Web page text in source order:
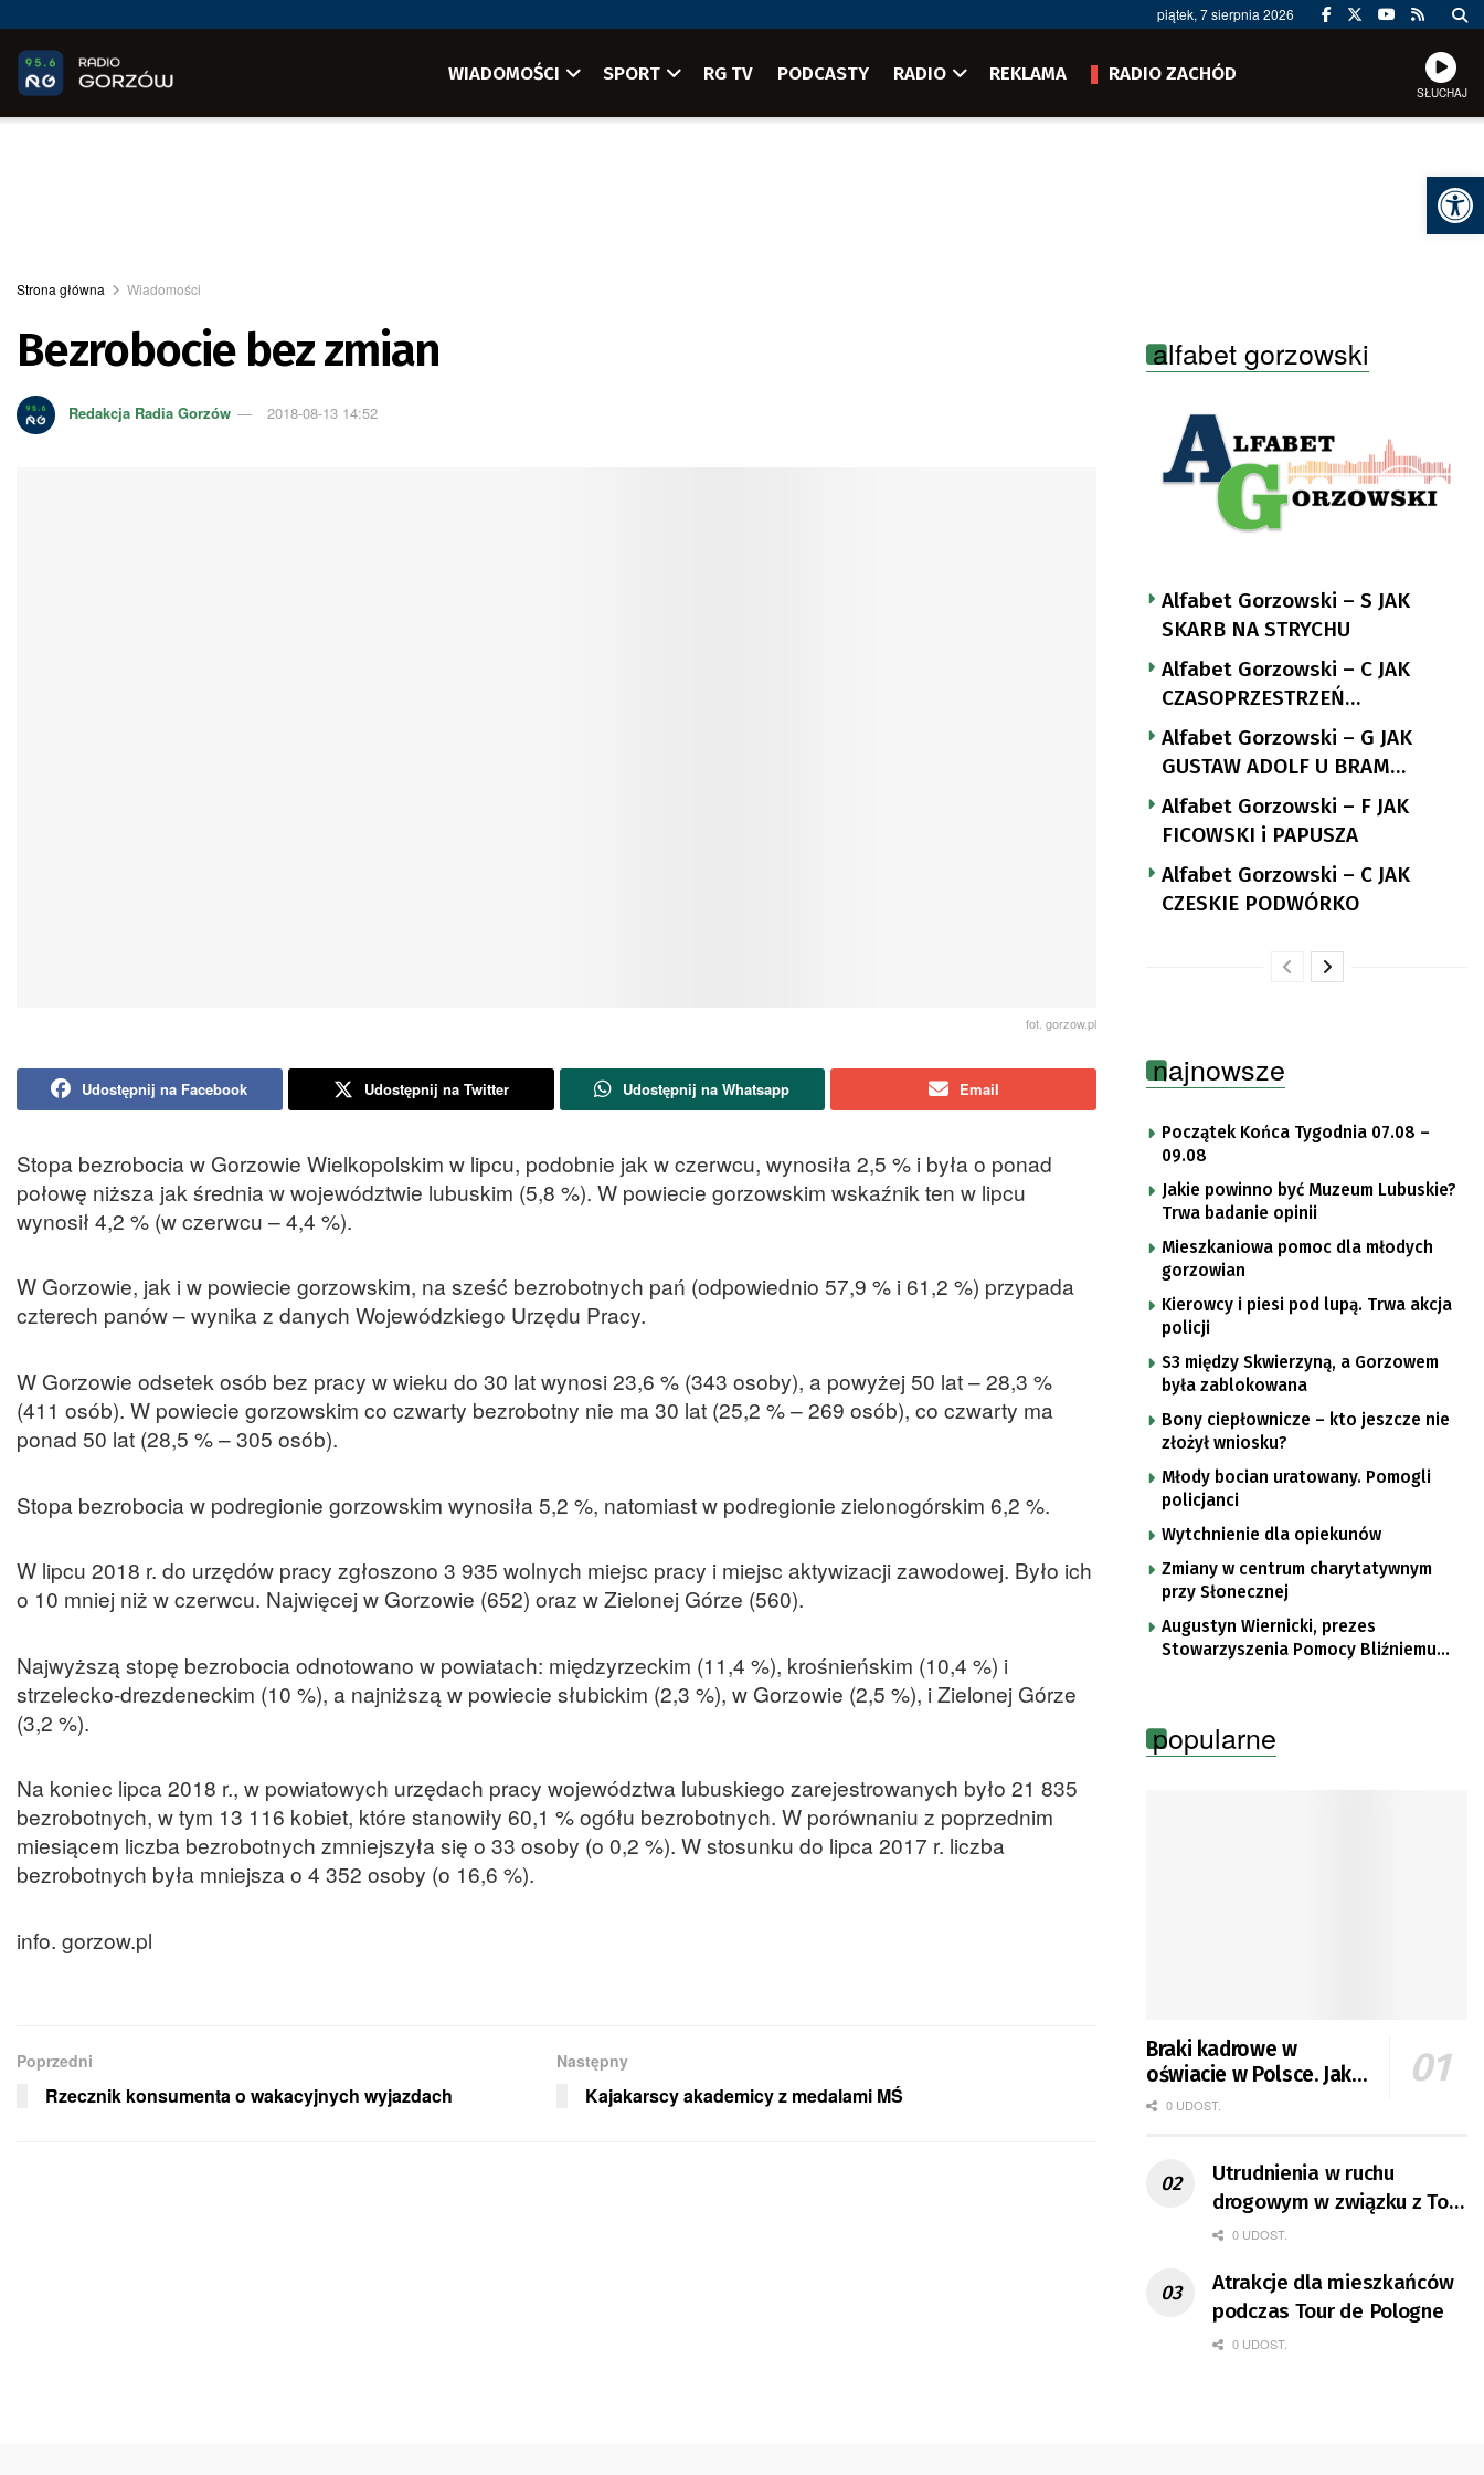
piątek, 7 sierpnia 2026
WIADOMOŚCI SPORT RG TV PODCASTY RADIO REKLAMA RADIO ZACHÓD
SŁUCHAJ
Strona główna Wiadomości
Bezrobocie bez zmian
Redakcja Radia Gorzów 2018-08-13 14:52
fot. gorzow.pl
Udostępnij na Facebook Udostępnij na Twitter Udostępnij na Whatsapp Email
Stopa bezrobocia w Gorzowie Wielkopolskim w lipcu, podobnie jak w czerwcu, wynosiła 2,5 % i była o ponad
połowę niższa jak średnia w województwie lubuskim (5,8 %). W powiecie gorzowskim wskaźnik ten w lipcu
wynosił 4,2 % (w czerwcu – 4,4 %).
W Gorzowie, jak i w powiecie gorzowskim, na sześć bezrobotnych pań (odpowiednio 57,9 % i 61,2 %) przypada
czterech panów – wynika z danych Wojewódzkiego Urzędu Pracy.
W Gorzowie odsetek osób bez pracy w wieku do 30 lat wynosi 23,6 % (343 osoby), a powyżej 50 lat – 28,3 %
(411 osób). W powiecie gorzowskim co czwarty bezrobotny nie ma 30 lat (25,2 % – 269 osób), co czwarty ma
ponad 50 lat (28,5 % – 305 osób).
Stopa bezrobocia w podregionie gorzowskim wynosiła 5,2 %, natomiast w podregionie zielonogórskim 6,2 %.
W lipcu 2018 r. do urzędów pracy zgłoszono 3 935 wolnych miejsc pracy i miejsc aktywizacji zawodowej. Było ich
o 10 mniej niż w czerwcu. Najwięcej w Gorzowie (652) oraz w Zielonej Górze (560).
Najwyższą stopę bezrobocia odnotowano w powiatach: międzyrzeckim (11,4 %), krośnieńskim (10,4 %) i
strzelecko-drezdeneckim (10 %), a najniższą w powiecie słubickim (2,3 %), w Gorzowie (2,5 %), i Zielonej Górze
(3,2 %).
Na koniec lipca 2018 r., w powiatowych urzędach pracy województwa lubuskiego zarejestrowanych było 21 835
bezrobotnych, w tym 13 116 kobiet, które stanowiły 60,1 % ogółu bezrobotnych. W porównaniu z poprzednim
miesiącem liczba bezrobotnych zmniejszyła się o 33 osoby (o 0,2 %). W stosunku do lipca 2017 r. liczba
bezrobotnych była mniejsza o 4 352 osoby (o 16,6 %).
info. gorzow.pl
Poprzedni
Rzecznik konsumenta o wakacyjnych wyjazdach
Następny
Kajakarscy akademicy z medalami MŚ
alfabet gorzowski
Alfabet Gorzowski – S JAK
SKARB NA STRYCHU
Alfabet Gorzowski – C JAK
CZASOPRZESTRZEŃ
NUTTGENSA
Alfabet Gorzowski – G JAK
GUSTAW ADOLF U BRAM
LANDSBERGA
Alfabet Gorzowski – F JAK
FICOWSKI i PAPUSZA
Alfabet Gorzowski – C JAK
CZESKIE PODWÓRKO
najnowsze
Początek Końca Tygodnia 07.08 –
09.08
Jakie powinno być Muzeum Lubuskie?
Trwa badanie opinii
Mieszkaniowa pomoc dla młodych
gorzowian
Kierowcy i piesi pod lupą. Trwa akcja
policji
S3 między Skwierzyną, a Gorzowem
była zablokowana
Bony ciepłownicze – kto jeszcze nie
złożył wniosku?
Młody bocian uratowany. Pomogli
policjanci
Wytchnienie dla opiekunów
Zmiany w centrum charytatywnym
przy Słonecznej
Augustyn Wiernicki, prezes
Stowarzyszenia Pomocy Bliźniemu
popularne
Braki kadrowe w
oświacie w Polsce. Jak
jest w Gorzowie?
0 UDOST.
Utrudnienia w ruchu
drogowym w związku z Tour
de Pologne
0 UDOST.
Atrakcje dla mieszkańców
podczas Tour de Pologne
0 UDOST.